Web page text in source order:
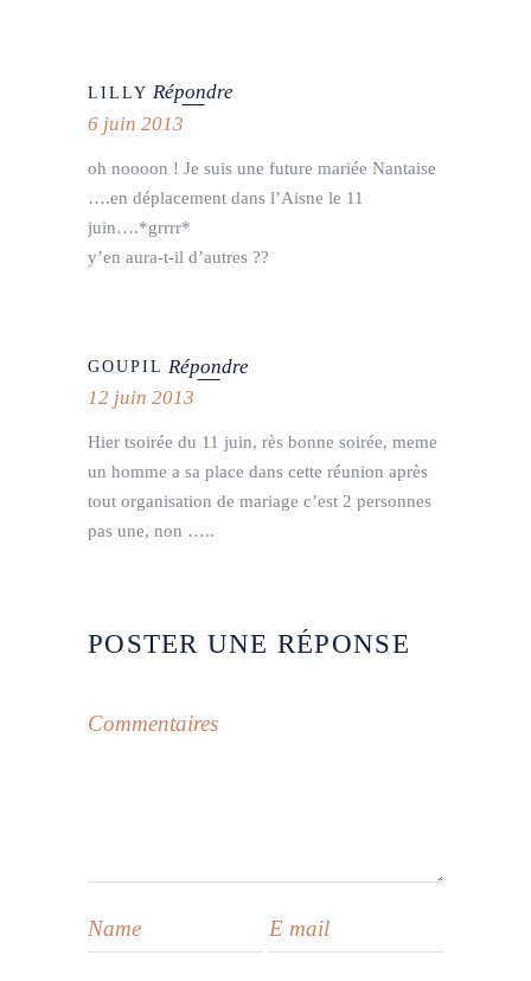
LILLY Répondre
6 juin 2013
oh noooon ! Je suis une future mariée Nantaise
….en déplacement dans l’Aisne le 11
juin….*grrrr*
y’en aura-t-il d’autres ??
GOUPIL Répondre
12 juin 2013
Hier tsoirée du 11 juin, rès bonne soirée, meme
un homme a sa place dans cette réunion après
tout organisation de mariage c’est 2 personnes
pas une, non …..
POSTER UNE RÉPONSE